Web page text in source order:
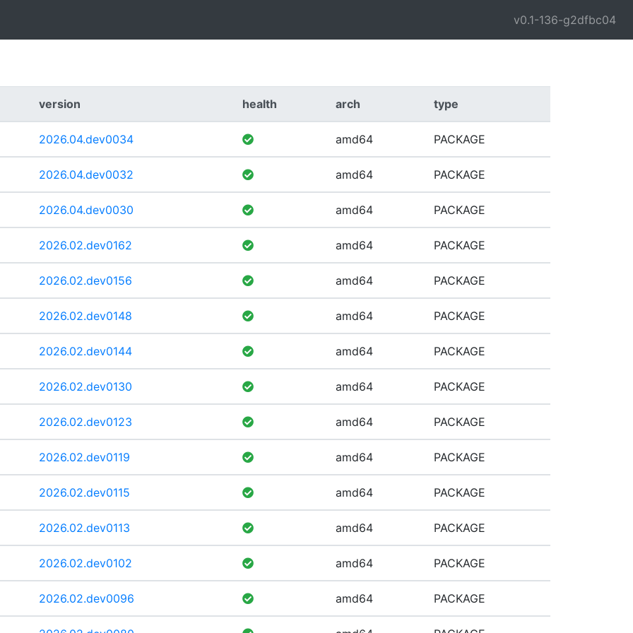
v0.1-136-g2dfbc04
version health arch type
2026.04.dev0034 amd64 PACKAGE
2026.04.dev0032 amd64 PACKAGE
2026.04.dev0030 amd64 PACKAGE
2026.02.dev0162 amd64 PACKAGE
2026.02.dev0156 amd64 PACKAGE
2026.02.dev0148 amd64 PACKAGE
2026.02.dev0144 amd64 PACKAGE
2026.02.dev0130 amd64 PACKAGE
2026.02.dev0123 amd64 PACKAGE
2026.02.dev0119 amd64 PACKAGE
2026.02.dev0115 amd64 PACKAGE
2026.02.dev0113 amd64 PACKAGE
2026.02.dev0102 amd64 PACKAGE
2026.02.dev0096 amd64 PACKAGE